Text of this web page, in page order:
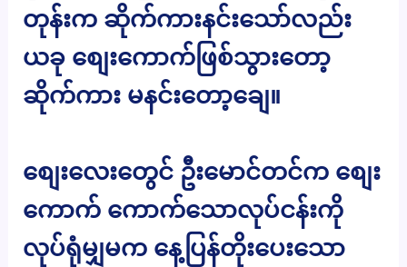
တုန်းက ဆိုက်ကားနင်းသော်လည်း
ယခု စျေးကောက်ဖြစ်သွားတော့
ဆိုက်ကား မနင်းတော့ချေ။
စျေးလေးတွေင် ဦးမောင်တင်က စျေး
ကောက် ကောက်သောလုပ်ငန်းကို
လုပ်ရုံမျှမက နေ့ပြန်တိုးပေးသော